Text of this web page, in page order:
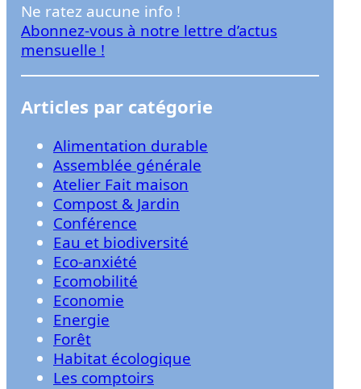
e
r
Ne ratez aucune info !
Abonnez-vous à notre lettre d’actus
mensuelle !
Articles par catégorie
Alimentation durable
Assemblée générale
Atelier Fait maison
Compost & Jardin
Conférence
Eau et biodiversité
Eco-anxiété
Ecomobilité
Economie
Energie
Forêt
Habitat écologique
Les comptoirs